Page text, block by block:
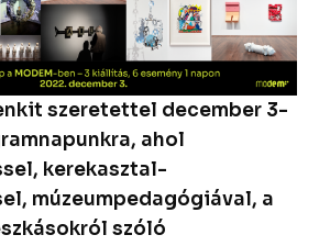
szeretettel december 3-
ahol
kerekasztal-
múzeumpedagógiával, a
szóló